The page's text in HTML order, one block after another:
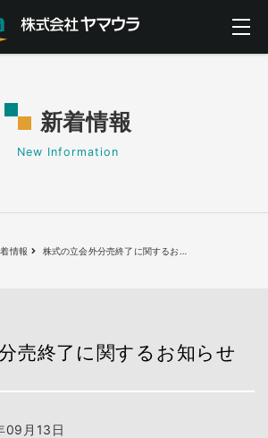
新着情報
New Information
情報 株式の立会外分売終了に関するお
売終了に関するお知らせ
09月13日